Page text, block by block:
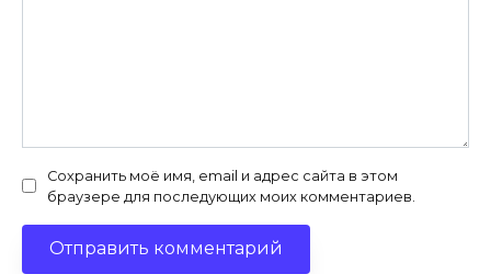
Сохранить моё имя, email и адрес сайта в этом
браузере для последующих моих комментариев.